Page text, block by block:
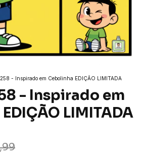
- Inspirado em Cebolinha EDIÇÃO LIMITADA
- Inspirado em
LIMITADA